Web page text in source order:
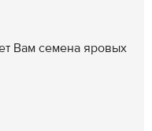
Вам семена яровых